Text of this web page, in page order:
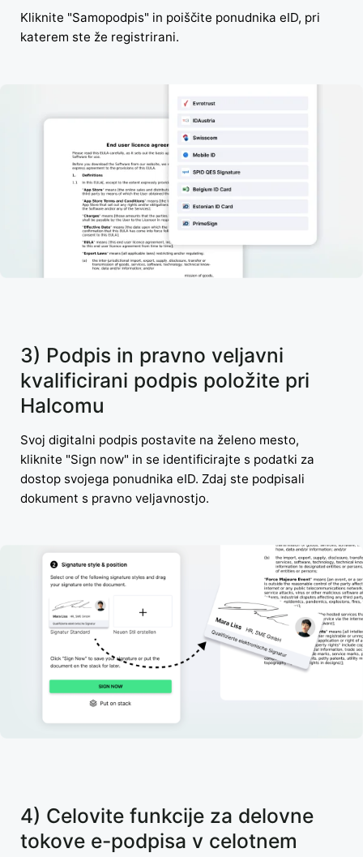
Kliknite "Samopodpis" in poiščite ponudnika eID, pri
katerem ste že registrirani.
3) Podpis in pravno veljavni
kvalificirani podpis položite pri
Halcomu
Svoj digitalni podpis postavite na želeno mesto,
kliknite "Sign now" in se identificirajte s podatki za
dostop svojega ponudnika eID. Zdaj ste podpisali
dokument s pravno veljavnostjo.
4) Celovite funkcije za delovne
tokove e-podpisa v celotnem